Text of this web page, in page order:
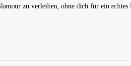
zu verleihen, ohne dich für ein echtes